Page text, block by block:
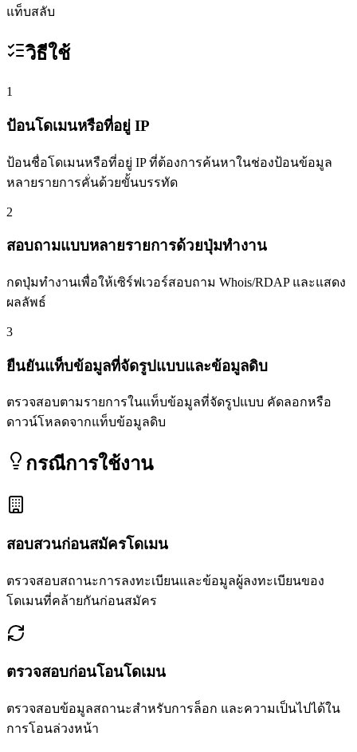
แท็บสลับ
วิธีใช้
1
ป้อนโดเมนหรือที่อยู่ IP
ป้อนชื่อโดเมนหรือที่อยู่ IP ที่ต้องการค้นหาในช่องป้อนข้อมูล
หลายรายการคั่นด้วยขั้นบรรทัด
2
สอบถามแบบหลายรายการด้วยปุ่มทำงาน
กดปุ่มทำงานเพื่อให้เซิร์ฟเวอร์สอบถาม Whois/RDAP และแสดง
ผลลัพธ์
3
ยืนยันแท็บข้อมูลที่จัดรูปแบบและข้อมูลดิบ
ตรวจสอบตามรายการในแท็บข้อมูลที่จัดรูปแบบ คัดลอกหรือ
ดาวน์โหลดจากแท็บข้อมูลดิบ
กรณีการใช้งาน
สอบสวนก่อนสมัครโดเมน
ตรวจสอบสถานะการลงทะเบียนและข้อมูลผู้ลงทะเบียนของ
โดเมนที่คล้ายกันก่อนสมัคร
ตรวจสอบก่อนโอนโดเมน
ตรวจสอบข้อมูลสถานะสำหรับการล็อก และความเป็นไปได้ใน
การโอนล่วงหน้า